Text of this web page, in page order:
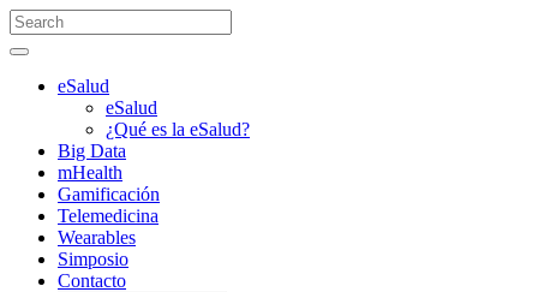
eSalud
eSalud
¿Qué es la eSalud?
Big Data
mHealth
Gamificación
Telemedicina
Wearables
Simposio
Contacto